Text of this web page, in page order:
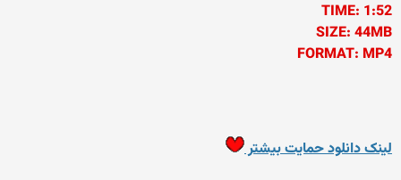
TIME: 1:52
SIZE: 44MB
FORMAT: MP4
لینک دانلود حمایت بیشتر